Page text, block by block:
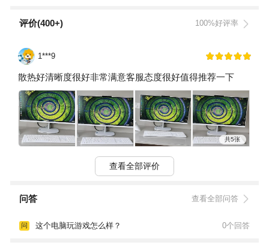
评价(400+) 100%好评率
1***9
散热好清晰度很好非常满意客服态度很好值得推荐一下
共5张
查看全部评价
问答 查看全部问答
问 这个电脑玩游戏怎么样？ 0个回答